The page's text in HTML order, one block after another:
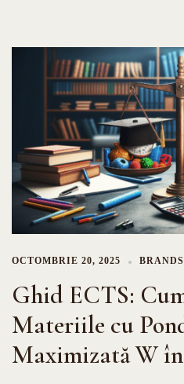
OCTOMBRIE 20, 2025
Ghid ECTS:
Materiile cu
Maximizată W